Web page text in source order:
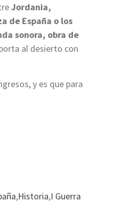
Jordania,
de España o los
sonora, obra de
al desierto con
y es que para
,Historia,I Guerra